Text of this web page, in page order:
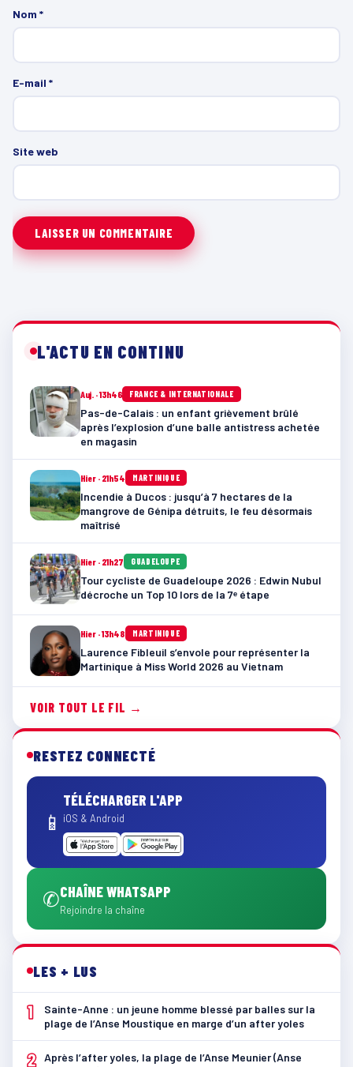
Nom *
E-mail *
Site web
L'ACTU EN CONTINU
Auj. · 13h46 FRANCE & INTERNATIONALE
Pas-de-Calais : un enfant grièvement brûlé
après l’explosion d’une balle antistress achetée
en magasin
Hier · 21h54 MARTINIQUE
Incendie à Ducos : jusqu’à 7 hectares de la
mangrove de Génipa détruits, le feu désormais
maîtrisé
Hier · 21h27 GUADELOUPE
Tour cycliste de Guadeloupe 2026 : Edwin Nubul
décroche un Top 10 lors de la 7ᵉ étape
Hier · 13h48 MARTINIQUE
Laurence Fibleuil s’envole pour représenter la
Martinique à Miss World 2026 au Vietnam
VOIR TOUT LE FIL →
RESTEZ CONNECTÉ
📱
TÉLÉCHARGER L'APP
iOS & Android
✆CHAÎNE WHATSAPP
Rejoindre la chaîne
LES + LUS
1
Sainte-Anne : un jeune homme blessé par balles sur la
plage de l’Anse Moustique en marge d’un after yoles
2 Après l’after yoles, la plage de l’Anse Meunier (Anse